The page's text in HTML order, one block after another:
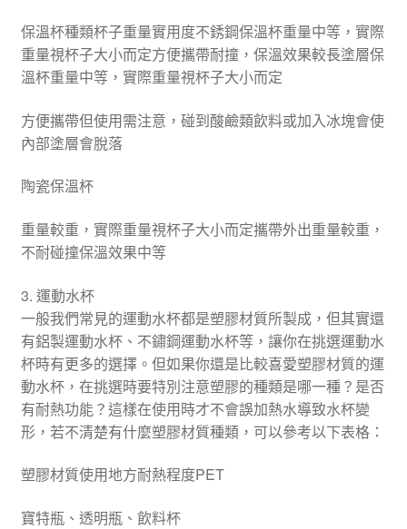
保溫杯種類杯子重量實用度不銹鋼保溫杯重量中等，實際
重量視杯子大小而定方便攜帶耐撞，保溫效果較長塗層保
溫杯重量中等，實際重量視杯子大小而定
方便攜帶但使用需注意，碰到酸鹼類飲料或加入冰塊會使
內部塗層會脫落
陶瓷保溫杯
重量較重，實際重量視杯子大小而定攜帶外出重量較重，
不耐碰撞保溫效果中等
3. 運動水杯
一般我們常見的運動水杯都是塑膠材質所製成，但其實還
有鋁製運動水杯、不鏽鋼運動水杯等，讓你在挑選運動水
杯時有更多的選擇。但如果你還是比較喜愛塑膠材質的運
動水杯，在挑選時要特別注意塑膠的種類是哪一種？是否
有耐熱功能？這樣在使用時才不會誤加熱水導致水杯變
形，若不清楚有什麼塑膠材質種類，可以參考以下表格：
塑膠材質使用地方耐熱程度PET
寶特瓶、透明瓶、飲料杯